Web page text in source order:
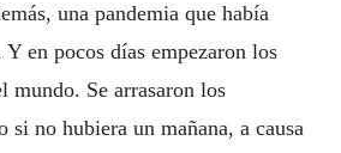
una pandemia que había
en pocos días empezaron los
mundo. Se arrasaron los
si no hubiera un mañana, a causa